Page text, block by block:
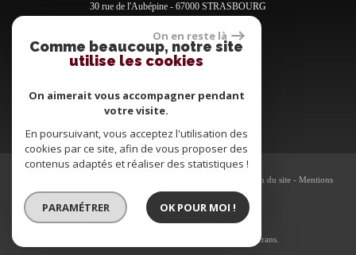
30 rue de l'Aubépine - 67000 STRASBOURG
Espace propriétaires
Plan du site - Mentions
légales-Nos honoraires-Partenaires -Admin
un seul site adaptable à tous les types d'écrans.
On en reste là
Comme beaucoup, notre site
utilise les cookies
On aimerait vous accompagner pendant
votre visite.
En poursuivant, vous acceptez l'utilisation des
cookies par ce site, afin de vous proposer des
contenus adaptés et réaliser des statistiques !
PARAMÉTRER OK POUR MOI !